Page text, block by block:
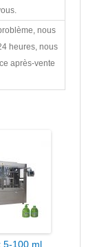
nous
heures, nous
après-vente
5-100 ml